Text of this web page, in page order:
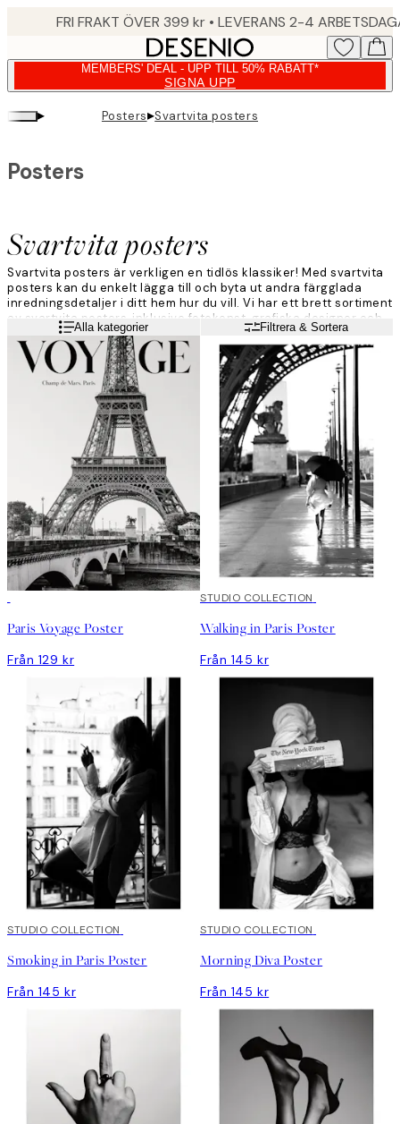
FRI FRAKT ÖVER 399 kr • LEVERANS 2-4
MEMBERS' DEAL - UPP TILL 50% RABATT*
SIGNA UPP
▸ Posters▸Svartvita posters
Svartvita posters
Posters
Svartvita posters är verkligen en tidlös klassiker! Med svartvita
posters kan du enkelt lägga till och byta ut andra färgglada
inredningsdetaljer i ditt hem hur du vill. Vi har ett brett sortiment
av svartvita posters, inklusive fotokonst, grafiska designer och
vackra naturmotiv.
Alla kategorier Filtrera & Sortera
Paris Voyage Poster
Från 129 kr
STUDIO COLLECTION
Walking in Paris Poster
Från 145 kr
STUDIO COLLECTION
Smoking in Paris Poster
Från 145 kr
STUDIO COLLECTION
Morning Diva Poster
Från 145 kr